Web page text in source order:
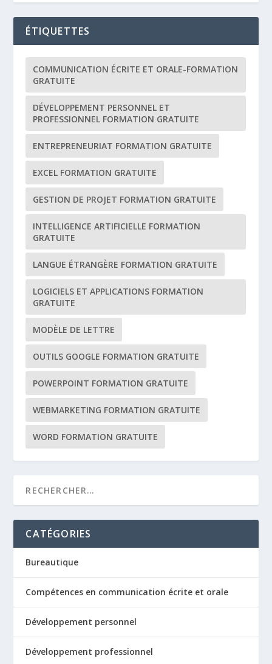
ÉTIQUETTES
COMMUNICATION ÉCRITE ET ORALE-FORMATION
GRATUITE
DÉVELOPPEMENT PERSONNEL ET
PROFESSIONNEL FORMATION GRATUITE
ENTREPRENEURIAT FORMATION GRATUITE
EXCEL FORMATION GRATUITE
GESTION DE PROJET FORMATION GRATUITE
INTELLIGENCE ARTIFICIELLE FORMATION
GRATUITE
LANGUE ÉTRANGÈRE FORMATION GRATUITE
LOGICIELS ET APPLICATIONS FORMATION
GRATUITE
MODÈLE DE LETTRE
OUTILS GOOGLE FORMATION GRATUITE
POWERPOINT FORMATION GRATUITE
WEBMARKETING FORMATION GRATUITE
WORD FORMATION GRATUITE
CATÉGORIES
Bureautique
Compétences en communication écrite et orale
Développement personnel
Développement professionnel